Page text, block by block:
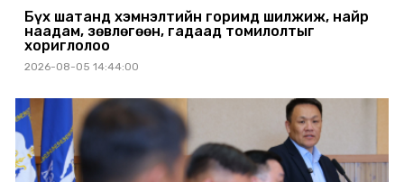
Бүх шатанд хэмнэлтийн горимд шилжиж, найр
наадам, зөвлөгөөн, гадаад томилолтыг
хориглолоо
2026-08-05 14:44:00